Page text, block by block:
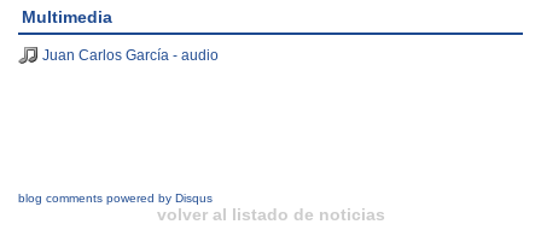
Multimedia
Juan Carlos García - audio
blog comments powered by Disqus
volver al listado de noticias